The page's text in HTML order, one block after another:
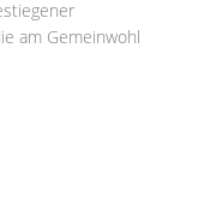
am Gemeinwohl